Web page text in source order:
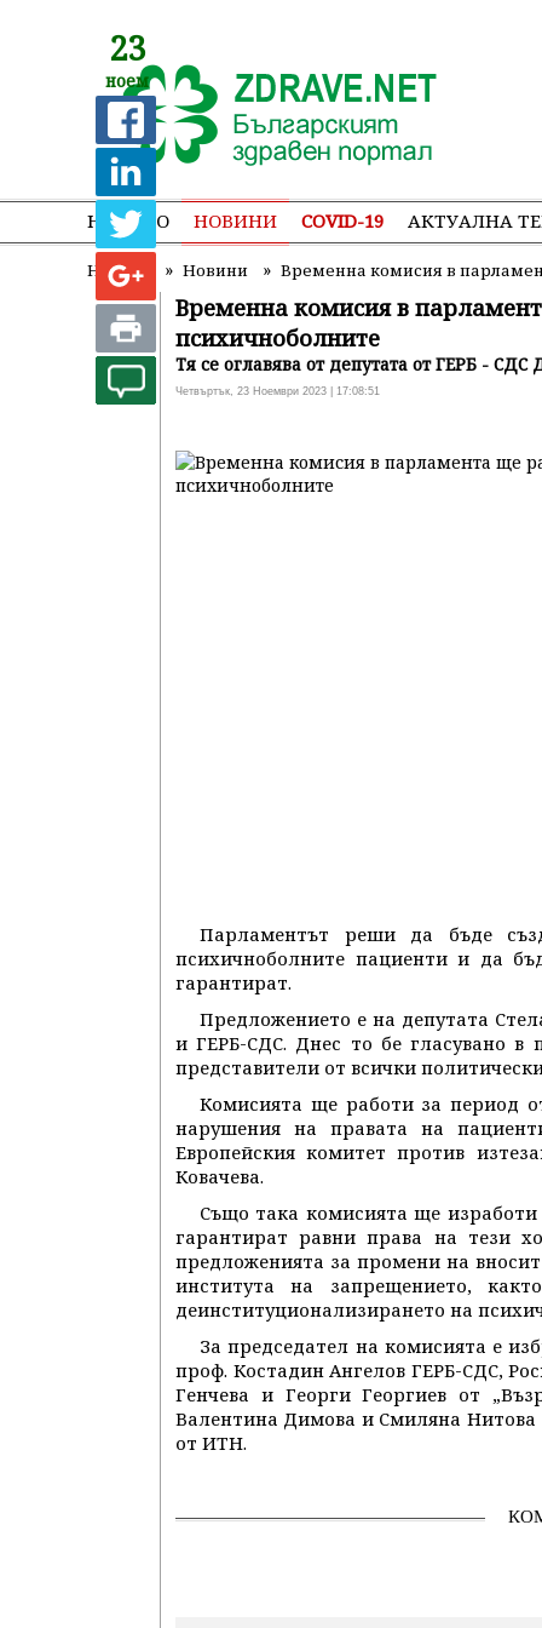
НАЧАЛО НОВИНИ COVID-19 АКТУАЛНА
Начало » Новини » Временна комисия в
23
ноем
Временна комисия в
психичноболните
Тя се оглавява от депутата от ГЕРБ - СДС
Четвъртък, 23 Ноември 2023 | 17:08:51
Парламентът реши да бъде
психичноболните пациенти и да
гарантират.
Предложението е на депутата
и ГЕРБ-СДС. Днес то бе гласувано в
представители от всички
Комисията ще работи за период
нарушения на правата на
Европейския комитет против
Ковачева.
Също така комисията ще
гарантират равни права на тези
предложенията за промени на
института на запрещението,
деинституционализирането на
За председател на комисията е
проф. Костадин Ангелов ГЕРБ-СДС,
Генчева и Георги Георгиев от
Валентина Димова и Смиляна Нитова
от ИТН.